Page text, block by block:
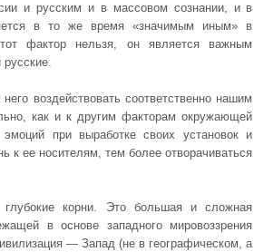
и русским и в массовом сознании, и в
в то же время «значимым иным» в
фактор нельзя, он является важным
воздействовать соответственно нашим
как и к другим факторам окружающей
при выработке своих установок и
к ее носителям, тем более отворачиваться
корни. Это большая и сложная
в основе западного мировоззрения
— Запад (не в географическом, а